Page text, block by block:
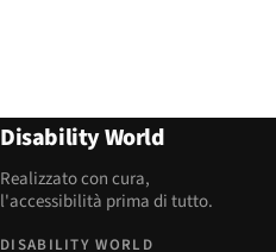
Disability World
Realizzato con cura,
l'accessibilità prima di tutto.
DISABILITY WORLD